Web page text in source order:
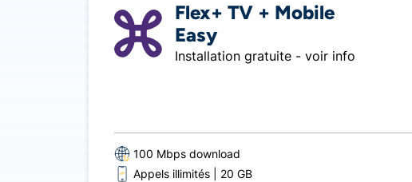
Flex+ TV + Mobile
Easy
Installation gratuite - voir info
100 Mbps download
Appels illimités
20 GB